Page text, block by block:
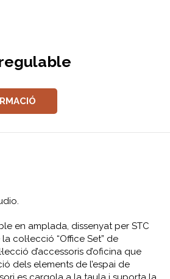
en amplada, dissenyat per STC
col·lecció “Office Set” de
d’accessoris d’oficina que
dels elements de l’espai de